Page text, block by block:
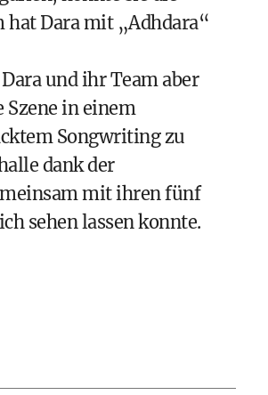
hat Dara mit „Adhdara“
und ihr Team aber
in einem
Songwriting zu
dank der
mit ihren fünf
sehen lassen konnte.